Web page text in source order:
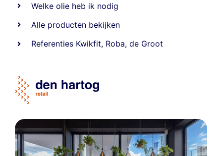
Welke olie heb ik nodig
Alle producten bekijken
Referenties Kwikfit, Roba,de Groot